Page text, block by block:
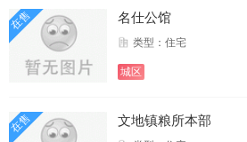
在售 名仕公馆
类型：住宅
城区
在售 文地镇粮所本部